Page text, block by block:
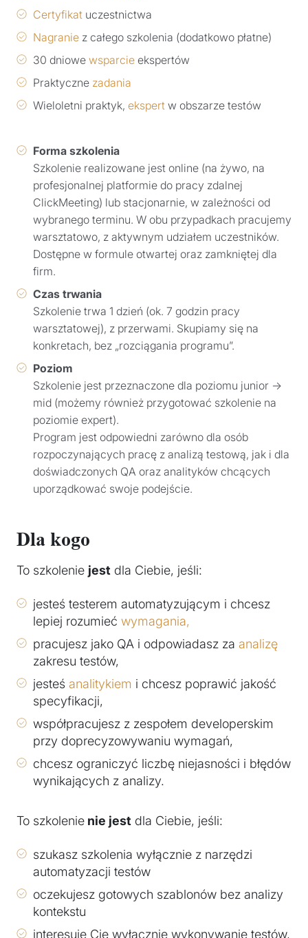
Certyfikat uczestnictwa
Nagranie z całego szkolenia (dodatkowo płatne)
30 dniowe wsparcie ekspertów
Praktyczne zadania
Wieloletni praktyk, ekspert w obszarze testów
Forma szkolenia
Szkolenie realizowane jest online (na żywo, na
profesjonalnej platformie do pracy zdalnej
ClickMeeting) lub stacjonarnie, w zależności od
wybranego terminu. W obu przypadkach pracujemy
warsztatowo, z aktywnym udziałem uczestników.
Dostępne w formule otwartej oraz zamkniętej dla
firm.
Czas trwania
Szkolenie trwa 1 dzień (ok. 7 godzin pracy
warsztatowej), z przerwami. Skupiamy się na
konkretach, bez „rozciągania programu”.
Poziom
Szkolenie jest przeznaczone dla poziomu junior →
mid (możemy również przygotować szkolenie na
poziomie expert).
Program jest odpowiedni zarówno dla osób
rozpoczynających pracę z analizą testową, jak i dla
doświadczonych QA oraz analityków chcących
uporządkować swoje podejście.
Dla kogo
To szkolenie jest dla Ciebie, jeśli:
jesteś testerem automatyzującym i chcesz
lepiej rozumieć wymagania,
pracujesz jako QA i odpowiadasz za analizę
zakresu testów,
jesteś analitykiem i chcesz poprawić jakość
specyfikacji,
współpracujesz z zespołem developerskim
przy doprecyzowywaniu wymagań,
chcesz ograniczyć liczbę niejasności i błędów
wynikających z analizy.
To szkolenie nie jest dla Ciebie, jeśli:
szukasz szkolenia wyłącznie z narzędzi
automatyzacji testów
oczekujesz gotowych szablonów bez analizy
kontekstu
interesuje Cię wyłącznie wykonywanie testów,